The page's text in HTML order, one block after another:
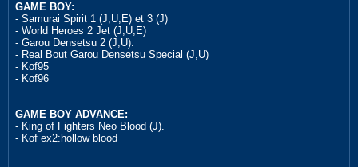
GAME BOY:
- Samurai Spirit 1 (J,U,E) et 3 (J)
- World Heroes 2 Jet (J,U,E)
- Garou Densetsu 2 (J,U).
- Real Bout Garou Densetsu Special (J,U)
- Kof95
- Kof96
GAME BOY ADVANCE:
- King of Fighters Neo Blood (J).
- Kof ex2:hollow blood